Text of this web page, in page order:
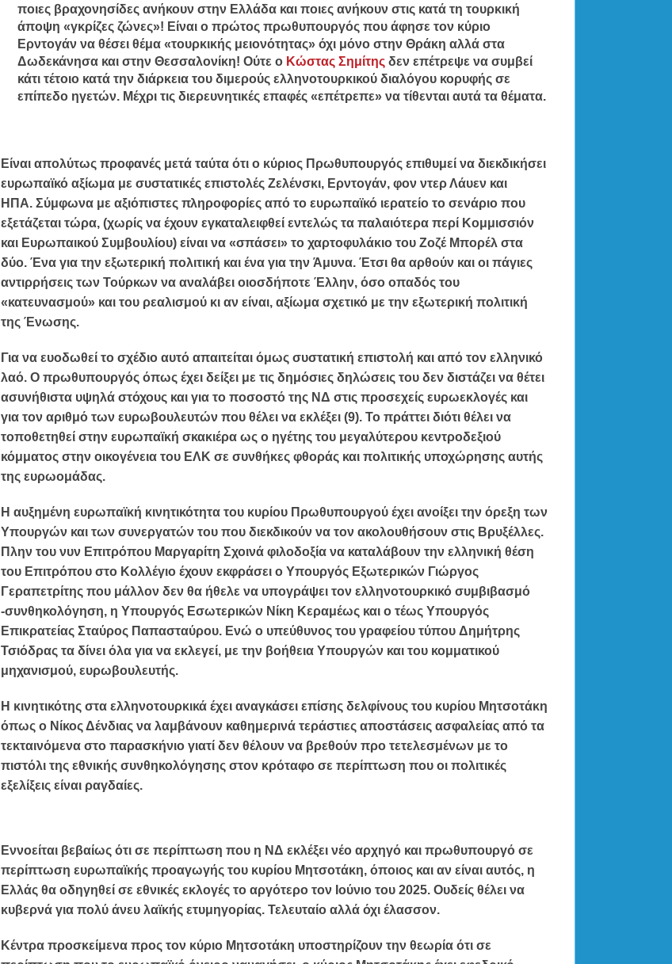
ποιες βραχονησίδες ανήκουν στην Ελλάδα και ποιες ανήκουν στις κατά τη τουρκική
άποψη «γκρίζες ζώνες»! Είναι ο πρώτος πρωθυπουργός που άφησε τον κύριο
Ερντογάν να θέσει θέμα «τουρκικής μειονότητας» όχι μόνο στην Θράκη αλλά στα
Δωδεκάνησα και στην Θεσσαλονίκη! Ούτε ο Κώστας Σημίτης δεν επέτρεψε να συμβεί
κάτι τέτοιο κατά την διάρκεια του διμερούς ελληνοτουρκικού διαλόγου κορυφής σε
επίπεδο ηγετών. Μέχρι τις διερευνητικές επαφές «επέτρεπε» να τίθενται αυτά τα θέματα.
Είναι απολύτως προφανές μετά ταύτα ότι ο κύριος Πρωθυπουργός επιθυμεί να διεκδικήσει
ευρωπαϊκό αξίωμα με συστατικές επιστολές Ζελένσκι, Ερντογάν, φον ντερ Λάυεν και
ΗΠΑ. Σύμφωνα με αξιόπιστες πληροφορίες από το ευρωπαϊκό ιερατείο το σενάριο που
εξετάζεται τώρα, (χωρίς να έχουν εγκαταλειφθεί εντελώς τα παλαιότερα περί Κομμισσιόν
και Ευρωπαικού Συμβουλίου) είναι να «σπάσει» το χαρτοφυλάκιο του Ζοζέ Μπορέλ στα
δύο. Ένα για την εξωτερική πολιτική και ένα για την Άμυνα. Έτσι θα αρθούν και οι πάγιες
αντιρρήσεις των Τούρκων να αναλάβει οιοσδήποτε Έλλην, όσο οπαδός του
«κατευνασμού» και του ρεαλισμού κι αν είναι, αξίωμα σχετικό με την εξωτερική πολιτική
της Ένωσης.
Για να ευοδωθεί το σχέδιο αυτό απαιτείται όμως συστατική επιστολή και από τον ελληνικό
λαό. Ο πρωθυπουργός όπως έχει δείξει με τις δημόσιες δηλώσεις του δεν διστάζει να θέτει
ασυνήθιστα υψηλά στόχους και για το ποσοστό της ΝΔ στις προσεχείς ευρωεκλογές και
για τον αριθμό των ευρωβουλευτών που θέλει να εκλέξει (9). Το πράττει διότι θέλει να
τοποθετηθεί στην ευρωπαϊκή σκακιέρα ως ο ηγέτης του μεγαλύτερου κεντροδεξιού
κόμματος στην οικογένεια του ΕΛΚ σε συνθήκες φθοράς και πολιτικής υποχώρησης αυτής
της ευρωομάδας.
Η αυξημένη ευρωπαϊκή κινητικότητα του κυρίου Πρωθυπουργού έχει ανοίξει την όρεξη των
Υπουργών και των συνεργατών του που διεκδικούν να τον ακολουθήσουν στις Βρυξέλλες.
Πλην του νυν Επιτρόπου Μαργαρίτη Σχοινά φιλοδοξία να καταλάβουν την ελληνική θέση
του Επιτρόπου στο Κολλέγιο έχουν εκφράσει ο Υπουργός Εξωτερικών Γιώργος
Γεραπετρίτης που μάλλον δεν θα ήθελε να υπογράψει τον ελληνοτουρκικό συμβιβασμό
-συνθηκολόγηση, η Υπουργός Εσωτερικών Νίκη Κεραμέως και ο τέως Υπουργός
Επικρατείας Σταύρος Παπασταύρου. Ενώ ο υπεύθυνος του γραφείου τύπου Δημήτρης
Τσιόδρας τα δίνει όλα για να εκλεγεί, με την βοήθεια Υπουργών και του κομματικού
μηχανισμού, ευρωβουλευτής.
Η κινητικότης στα ελληνοτουρκικά έχει αναγκάσει επίσης δελφίνους του κυρίου Μητσοτάκη
όπως ο Νίκος Δένδιας να λαμβάνουν καθημερινά τεράστιες αποστάσεις ασφαλείας από τα
τεκταινόμενα στο παρασκήνιο γιατί δεν θέλουν να βρεθούν προ τετελεσμένων με το
πιστόλι της εθνικής συνθηκολόγησης στον κρόταφο σε περίπτωση που οι πολιτικές
εξελίξεις είναι ραγδαίες.
Εννοείται βεβαίως ότι σε περίπτωση που η ΝΔ εκλέξει νέο αρχηγό και πρωθυπουργό σε
περίπτωση ευρωπαϊκής προαγωγής του κυρίου Μητσοτάκη, όποιος και αν είναι αυτός, η
Ελλάς θα οδηγηθεί σε εθνικές εκλογές το αργότερο τον Ιούνιο του 2025. Ουδείς θέλει να
κυβερνά για πολύ άνευ λαϊκής ετυμηγορίας. Τελευταίο αλλά όχι έλασσον.
Κέντρα προσκείμενα προς τον κύριο Μητσοτάκη υποστηρίζουν την θεωρία ότι σε